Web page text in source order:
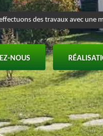
des travaux avec une
NOUS